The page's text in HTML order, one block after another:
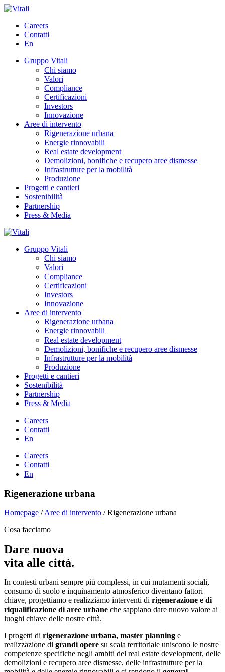
Careers
Contatti
En
Gruppo Vitali
Chi siamo
Valori
Compliance
Certificazioni
Investors
Innovazione
Aree di intervento
Rigenerazione urbana
Energie rinnovabili
Real estate development
Demolizioni, bonifiche e recupero aree dismesse
Infrastrutture per la mobilità
Produzione
Progetti e cantieri
Sostenibilità
Partnership
Press & Media
Gruppo Vitali
Chi siamo
Valori
Compliance
Certificazioni
Investors
Innovazione
Aree di intervento
Rigenerazione urbana
Energie rinnovabili
Real estate development
Demolizioni, bonifiche e recupero aree dismesse
Infrastrutture per la mobilità
Produzione
Progetti e cantieri
Sostenibilità
Partnership
Press & Media
Careers
Contatti
En
Careers
Contatti
En
Rigenerazione urbana
Homepage /Aree di intervento / Rigenerazione urbana
Cosa facciamo
Dare nuova
vita alle città.
In contesti urbani sempre più complessi, in cui mutamenti sociali,
consumo di suolo e inquinamento atmosferico diventano fattori
chiave, progettiamo e realizziamo interventi di rigenerazione e di
riqualificazione di aree urbane che sappiano dare nuovo valore ai
luoghi chiave delle nostre città.
I progetti di rigenerazione urbana, master planning e
realizzazione di grandi opere su scala territoriale uniscono le nostre
competenze specifiche negli ambiti del real estate development, delle
demolizioni e recupero aree dismesse, delle infrastrutture per la